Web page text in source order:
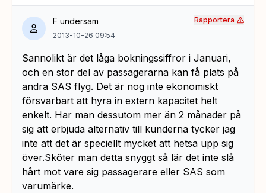
F undersam
2013-10-26 09:54
Sannolikt är det låga bokningssiffror i Januari,
och en stor del av passagerarna kan få plats på
andra SAS flyg. Det är nog inte ekonomiskt
försvarbart att hyra in extern kapacitet helt
enkelt. Har man dessutom mer än 2 månader på
sig att erbjuda alternativ till kunderna tycker jag
inte att det är speciellt mycket att hetsa upp sig
över.Sköter man detta snyggt så lär det inte slå
hårt mot vare sig passagerare eller SAS som
varumärke.
Rapportera